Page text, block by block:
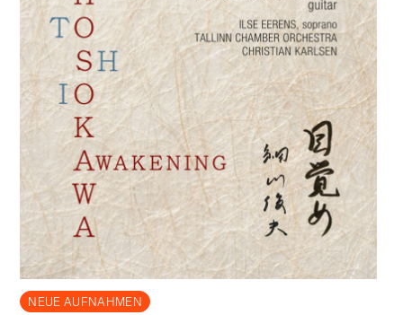
NEUE AUFNAHMEN